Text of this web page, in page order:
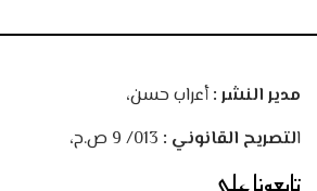
مدير النشر :أعراب حسن،
التصريح القانوني :
تابعونا على